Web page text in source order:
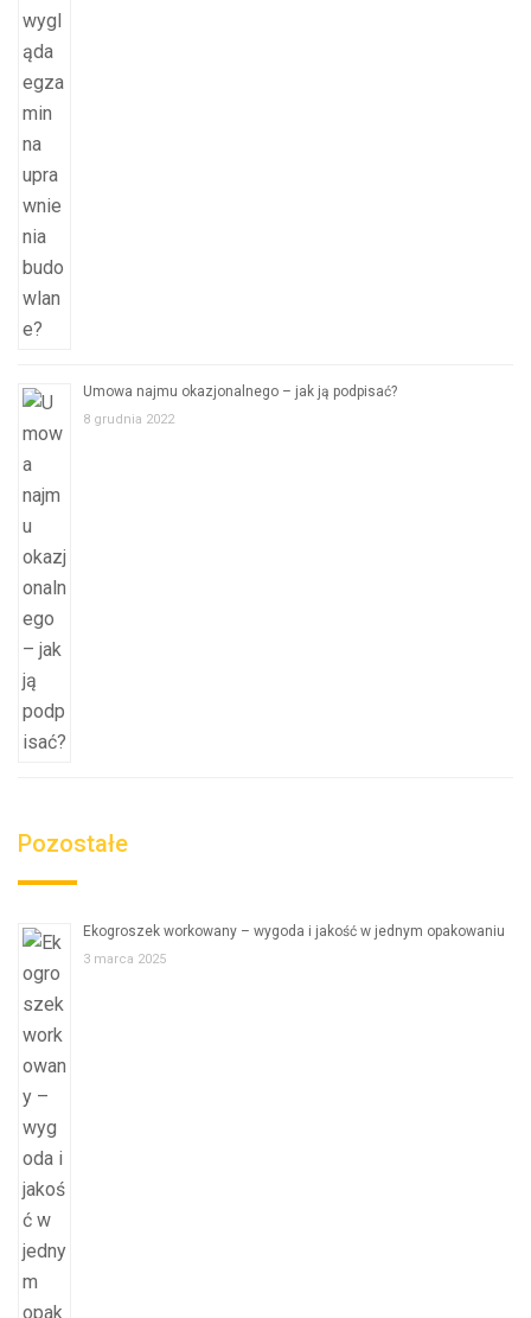
Umowa najmu okazjonalnego – jak ją podpisać?
8 grudnia 2022
Pozostałe
Ekogroszek workowany – wygoda i jakość w jednym opakowaniu
3 marca 2025